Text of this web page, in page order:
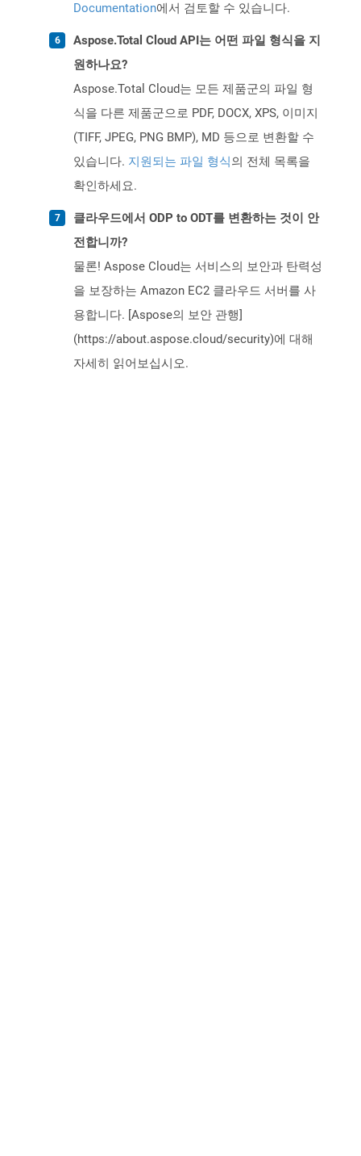
Documentation에서 검토할 수 있습니다.
Aspose.Total Cloud API는 어떤 파일 형식을 지
원하나요?
Aspose.Total Cloud는 모든 제품군의 파일 형
식을 다른 제품군으로 PDF, DOCX, XPS, 이미지
(TIFF, JPEG, PNG BMP), MD 등으로 변환할 수
있습니다. 지원되는 파일 형식의 전체 목록을
확인하세요.
클라우드에서 ODP to ODT를 변환하는 것이 안
전합니까?
물론! Aspose Cloud는 서비스의 보안과 탄력성
을 보장하는 Amazon EC2 클라우드 서버를 사
용합니다. [Aspose의 보안 관행]
(https://about.aspose.cloud/security)에 대해
자세히 읽어보십시오.